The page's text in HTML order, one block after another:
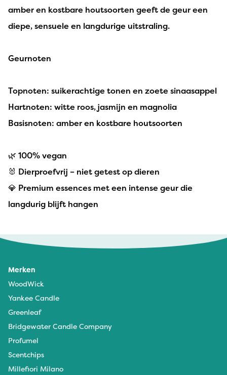
amber en kostbare houtsoorten geeft de geur een
diepe, sensuele en langdurige uitstraling.
Geurnoten
Topnoten: suikerachtige tonen en zoete sinaasappel
Hartnoten: witte roos, jasmijn en magnolia
Basisnoten: amber en kostbare houtsoorten
🌿 100% vegan
🐰 Dierproefvrij – niet getest op dieren
💎 Premium essences met een intense geur die
langdurig blijft hangen
Merken
WoodWick
Yankee Candle
Greenleaf
Bridgewater Candle Company
Profumel
Scentchips
Millefiori Milano